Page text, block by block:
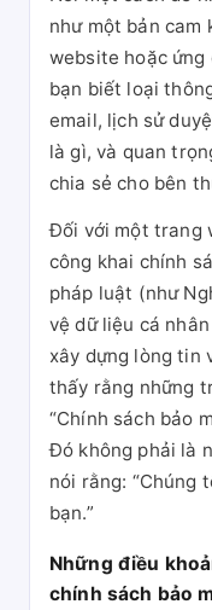
như một bản cam
website hoặc ứng
bạn biết loại
email, lịch sử
là gì, và quan
chia sẻ cho bên
Đối với một trang
công khai chính
pháp luật (như
vệ dữ liệu cá
xây dựng lòng tin
thấy rằng những
“Chính sách bảo
Đó không phải là
nói rằng: “Chúng
bạn.”
Những điều
chính sách bảo